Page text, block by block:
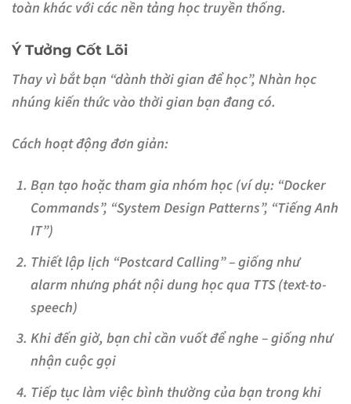
toàn khác với các nền tảng học truyền thống.
Ý Tưởng Cốt Lõi
Thay vì bắt bạn “dành thời gian để học”, Nhàn học
nhúng kiến thức vào thời gian bạn đang có.
Cách hoạt động đơn giản:
Bạn tạo hoặc tham gia nhóm học (ví dụ: “Docker
Commands”, “System Design Patterns”, “Tiếng Anh
IT”)
Thiết lập lịch “Postcard Calling” – giống như
alarm nhưng phát nội dung học qua TTS (text-to-
speech)
Khi đến giờ, bạn chỉ cần vuốt để nghe – giống như
nhận cuộc gọi
Tiếp tục làm việc bình thường của bạn trong khi